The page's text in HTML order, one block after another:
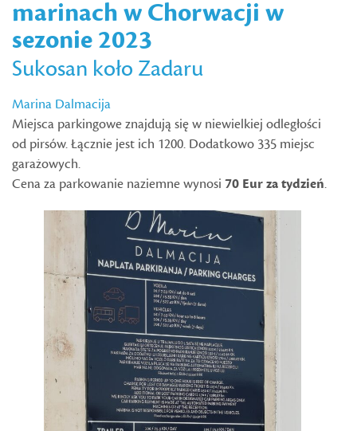
marinach w Chorwacji w
sezonie 2023
Sukosan koło Zadaru
Marina Dalmacija
Miejsca parkingowe znajdują się w niewielkiej odległości
od pirsów. Łącznie jest ich 1200. Dodatkowo 335 miejsc
garażowych.
Cena za parkowanie naziemne wynosi 70 Eur za tydzień.